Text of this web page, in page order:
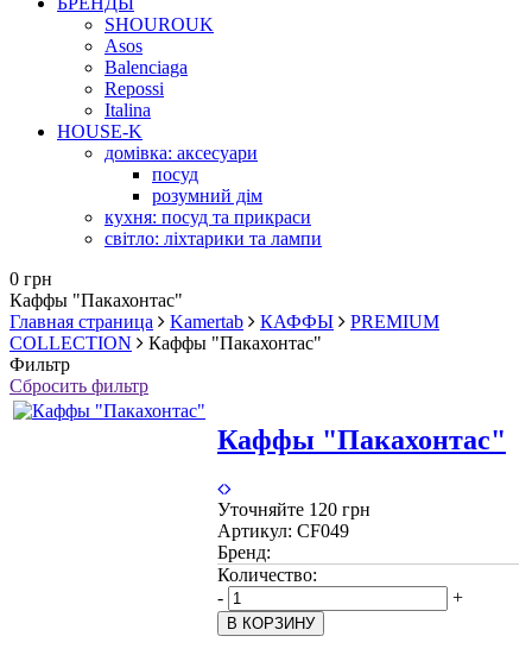
SHOUROUK
Asos
Balenciaga
Repossi
Italina
HOUSE-K
домівка: аксесуари
посуд
розумний дім
кухня: посуд та прикраси
світло: ліхтарики та лампи
0 грн
Каффы "Пакахонтас"
Главная страница
Kamertab КАФФЫ
PREMIUM
COLLECTION
Каффы "Пакахонтас"
Фильтр
Сбросить фильтр
Каффы "Пакахонтас"
Уточняйте 120 грн
Артикул: CF049
Бренд:
Количество:
-
+